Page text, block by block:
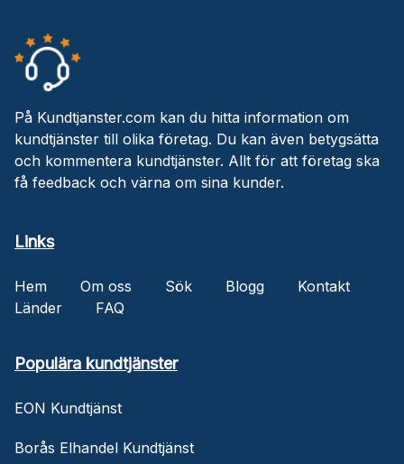
På Kundtjanster.com kan du hitta information om
kundtjänster till olika företag. Du kan även betygsätta
och kommentera kundtjänster. Allt för att företag ska
få feedback och värna om sina kunder.
Links
Hem Om oss Sök Blogg
Kontakt
Länder
FAQ
Populära kundtjänster
EON Kundtjänst
Borås Elhandel Kundtjänst